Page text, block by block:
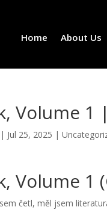
Home About Us
Volume 1
| Jul 25, 2025 |
Volume 1
četl, měl jsem